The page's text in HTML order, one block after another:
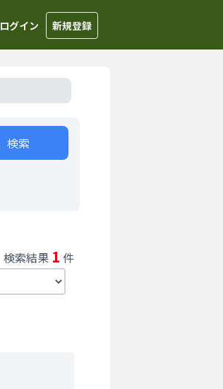
ログイン 新規登録
検索
検索結果 1 件